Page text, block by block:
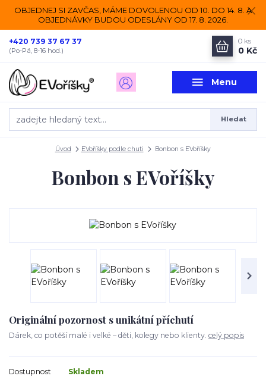
OBJEDNEJ SI ZAVČAS, MÁME DOVOLENOU OD 10. DO 14. 8. A
OBJEDNÁVKY BUDOU ODESLÁNY OD 17. 8. 2026.
Menu
Hledat
+420 739 37 67 37
(Po-Pá, 8-16 hod.)
0 ks
0 Kč
Úvod EVoříšky podle chuti Bonbon s EVoříšky
Bonbon s EVoříšky
Originální pozornost s unikátní příchutí
Dárek, co potěší malé i velké – děti, kolegy nebo klienty. celý popis
Dostupnost
Skladem